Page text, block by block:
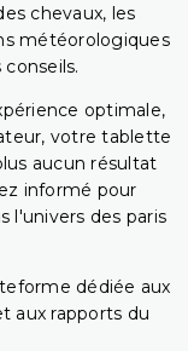
chevaux, les
météorologiques
optimale,
votre tablette
aucun résultat
informé pour
l'univers des paris
dédiée aux
aux rapports du